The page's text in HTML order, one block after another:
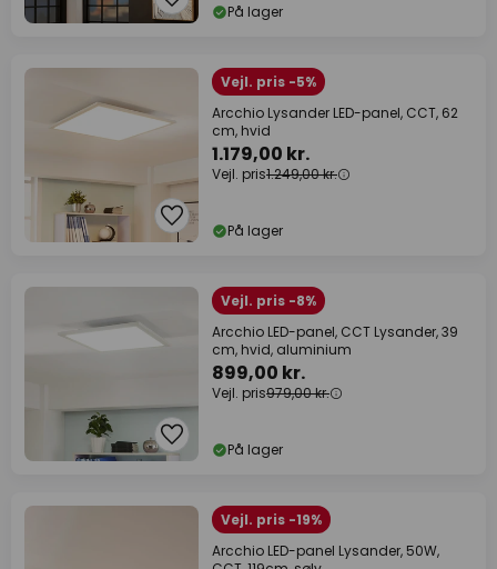
På lager
Vejl. pris -5%
Arcchio Lysander LED-panel, CCT, 62
cm, hvid
1.179,00 kr.
Vejl. pris1.249,00 kr.
På lager
Vejl. pris -8%
Arcchio LED-panel, CCT Lysander, 39
cm, hvid, aluminium
899,00 kr.
Vejl. pris979,00 kr.
På lager
Vejl. pris -19%
Arcchio LED-panel Lysander, 50W,